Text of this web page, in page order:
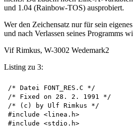
und 1.04 (Rainbow-TOS) ausprobiert.
Wer den Zeichensatz nur für sein
und nach Verlassen seines Programms
Vif Rimkus, W-3002 Wedemark2
Listing zu 3:
/* Datei FONT_RES.C */
/* Fixed on 28. 2. 1991 */
/* (c) by Ulf Rimkus */
#include <linea.h>
#include <stdio.h>